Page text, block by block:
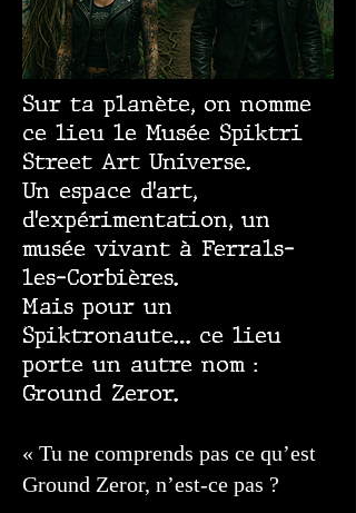
Sur ta planète, on nomme
ce lieu le Musée Spiktri
Street Art Universe.
Un espace d’art,
d’expérimentation, un
musée vivant à Ferrals-
les-Corbières.
Mais pour un
Spiktronaute… ce lieu
porte un autre nom :
Ground Zeror.
« Tu ne comprends pas ce qu’est
Ground Zeror, n’est-ce pas ?